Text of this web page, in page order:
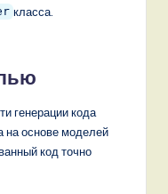
класса.
генерации кода
на основе моделей
код точно